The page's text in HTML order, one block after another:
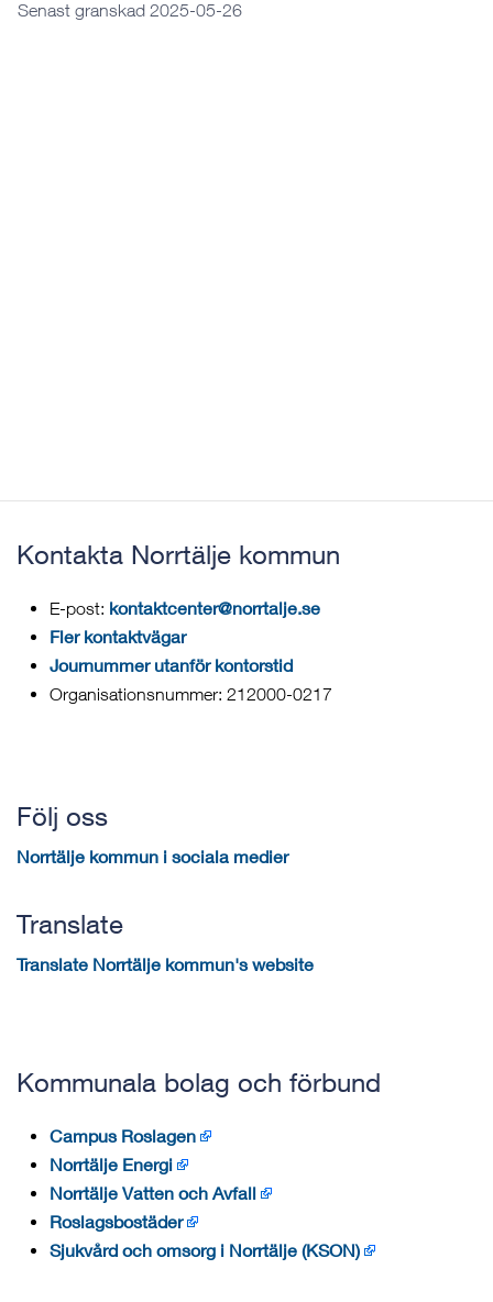
Senast granskad 2025-05-26
Kontakta Norrtälje kommun
E-post: kontaktcenter@norrtalje.se
Fler kontaktvägar
Journummer utanför kontorstid
Organisationsnummer: 212000-0217
Följ oss
Norrtälje kommun i sociala medier
Translate
Translate Norrtälje kommun's website
Kommunala bolag och förbund
Campus Roslagen
Norrtälje Energi
Norrtälje Vatten och Avfall
Roslagsbostäder
Sjukvård och omsorg i Norrtälje (KSON)